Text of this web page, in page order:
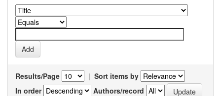
Results/Page | Sort items by
In order
Authors/record